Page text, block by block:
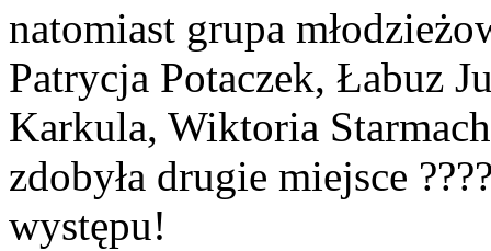
natomiast grupa
Patrycja Potaczek, Łabuz
Karkula, Wiktoria
zdobyła drugie miejsce
występu!